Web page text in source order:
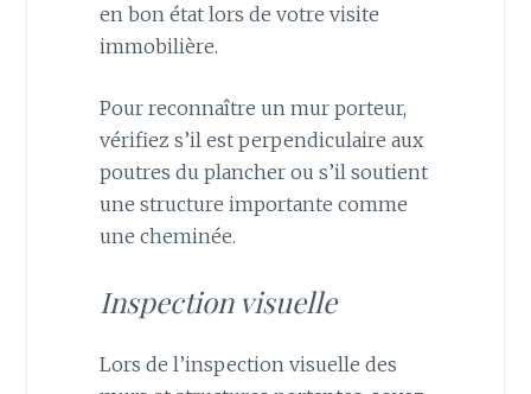
en bon état lors de votre visite
immobilière.
Pour reconnaître un mur porteur,
vérifiez s’il est perpendiculaire aux
poutres du plancher ou s’il soutient
une structure importante comme
une cheminée.
Inspection visuelle
Lors de l’inspection visuelle des